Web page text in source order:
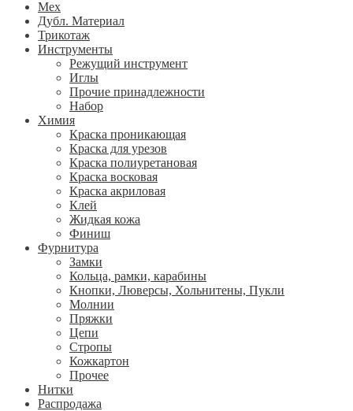
Мех
Дубл. Материал
Трикотаж
Инструменты
Режущий инструмент
Иглы
Прочие принадлежности
Набор
Химия
Краска проникающая
Краска для урезов
Краска полиуретановая
Краска восковая
Краска акриловая
Клей
Жидкая кожа
Финиш
Фурнитура
Замки
Кольца, рамки, карабины
Кнопки, Люверсы, Хольнитены, Пукли
Молнии
Пряжки
Цепи
Стропы
Кожкартон
Прочее
Нитки
Распродажа